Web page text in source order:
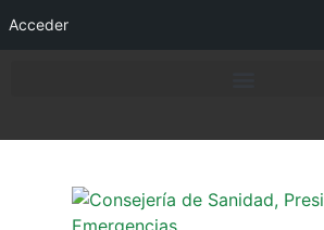
Acceder